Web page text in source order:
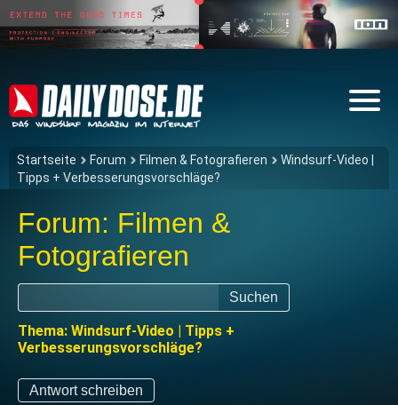
Startseite Forum Filmen & Fotografieren
Windsurf-Video |
Tipps + Verbesserungsvorschläge?
Forum: Filmen &
Fotografieren
Suchen
Thema: Windsurf-Video | Tipps +
Verbesserungsvorschläge?
Antwort schreiben